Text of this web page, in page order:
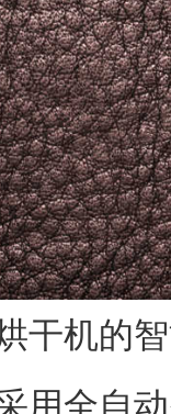
机的智
用全自